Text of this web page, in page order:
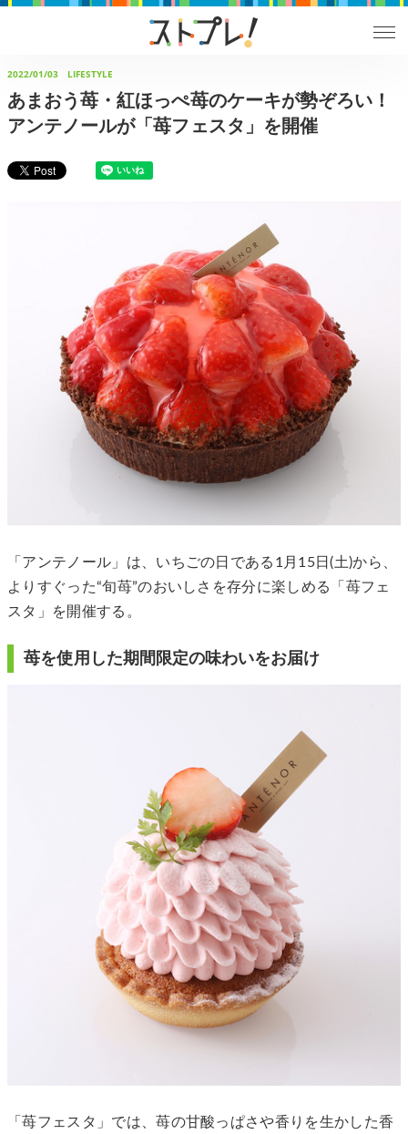
2022/01/03 LIFESTYLE
あまおう苺・紅ほっぺ苺のケーキが勢ぞろい！
アンテノールが「苺フェスタ」を開催
「アンテノール」は、いちごの日である1月15日(土)から、
よりすぐった“旬苺”のおいしさを存分に楽しめる「苺フェ
スタ」を開催する。
苺を使用した期間限定の味わいをお届け
「苺フェスタ」では、苺の甘酸っぱさや香りを生かした香